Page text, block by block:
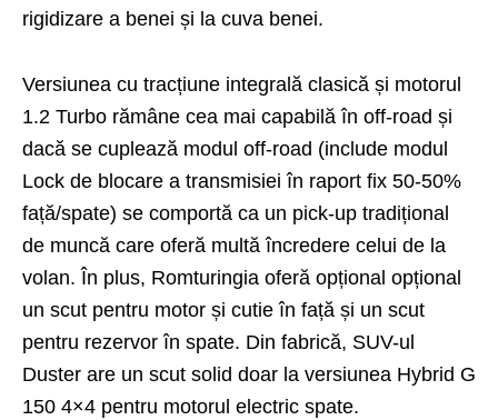
rigidizare a benei și la cuva benei.
Versiunea cu tracțiune integrală clasică și motorul
1.2 Turbo rămâne cea mai capabilă în off-road și
dacă se cuplează modul off-road (include modul
Lock de blocare a transmisiei în raport fix 50-50%
față/spate) se comportă ca un pick-up tradițional
de muncă care oferă multă încredere celui de la
volan. În plus, Romturingia oferă opțional opțional
un scut pentru motor și cutie în față și un scut
pentru rezervor în spate. Din fabrică, SUV-ul
Duster are un scut solid doar la versiunea Hybrid G
150 4×4 pentru motorul electric spate.